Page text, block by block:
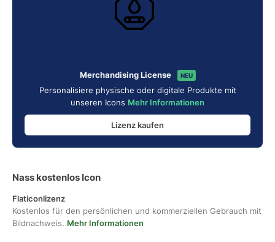
Merchandising License NEU
Personalisiere physische oder digitale Produkte mit
unseren Icons Mehr Informationen
Lizenz kaufen
Nass kostenlos Icon
Flaticonlizenz
Kostenlos für den persönlichen und kommerziellen Gebrauch mit
Bildnachweis. Mehr Informationen